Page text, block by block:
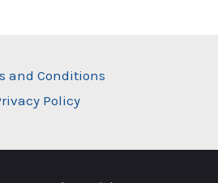
and Conditions
Policy